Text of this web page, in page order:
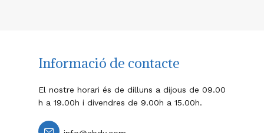
Informació de contacte
El nostre horari és de dilluns a dijous de 09.00
h a 19.00h i divendres de 9.00h a 15.00h.